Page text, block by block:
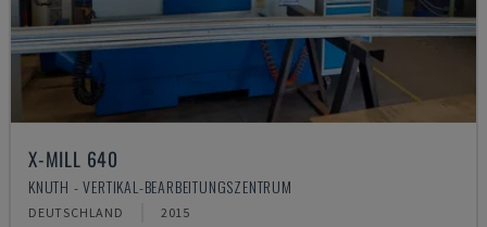
X-MILL 640
KNUTH - VERTIKAL-BEARBEITUNGSZENTRUM
DEUTSCHLAND 2015